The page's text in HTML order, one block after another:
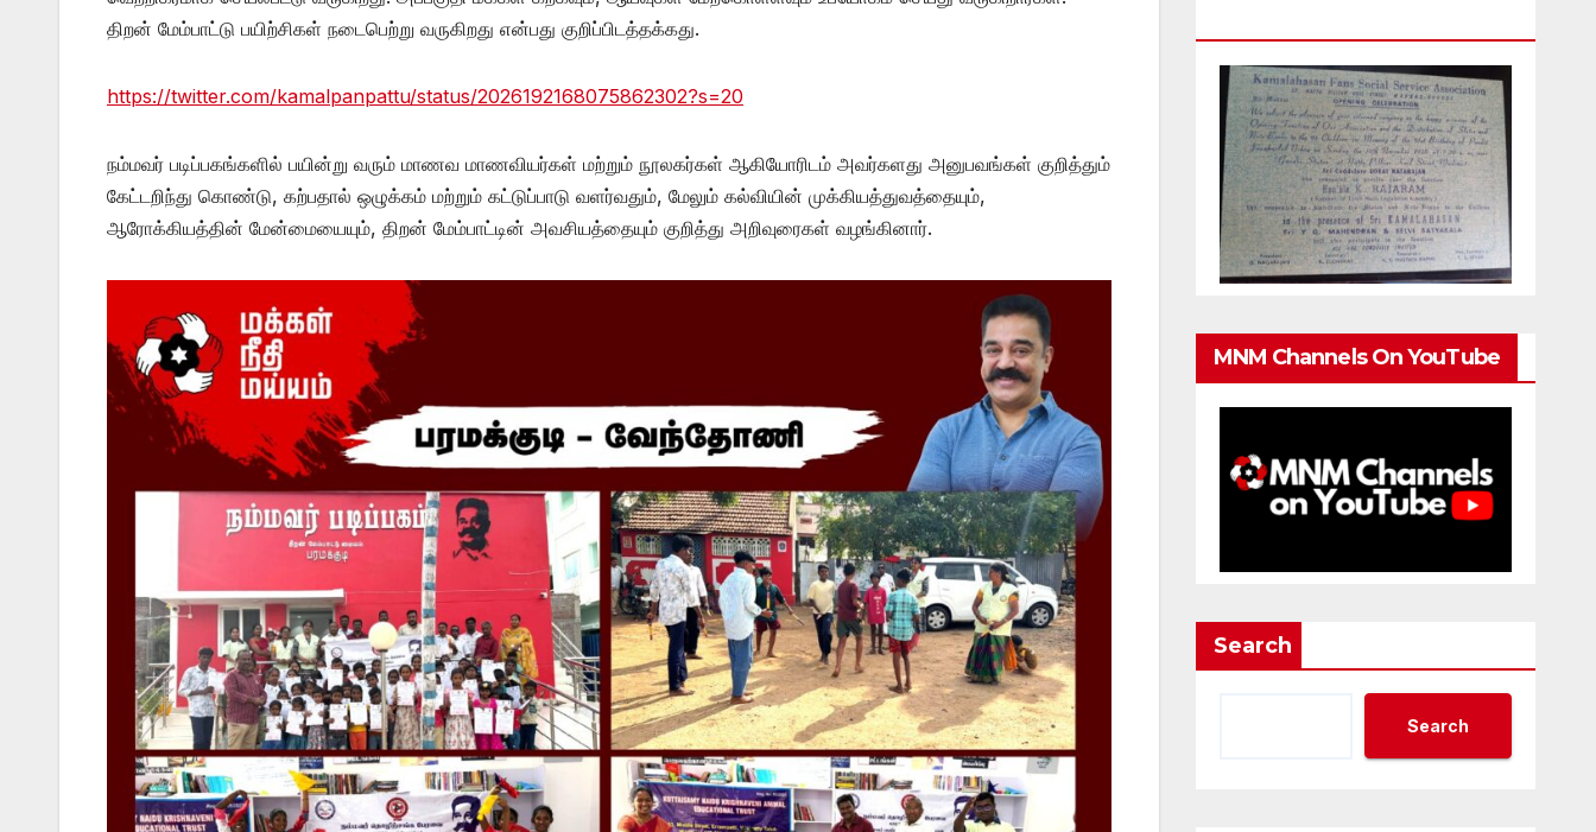
திறன் மேம்பாட்டு பயிற்சிகள் நடைபெற்று வருகிறது என்பது குறிப்பிடத்தக்கது.
https://twitter.com/kamalpanpattu/status/2026192168075862302?s=20
நம்மவர் படிப்பகங்களில் பயின்று வரும் மாணவ மாணவியர்கள் மற்றும் நூலகர்கள் ஆகியோரிடம் அவர்களது அனுபவங்கள் குறித்தும்
கேட்டறிந்து கொண்டு, கற்பதால் ஒழுக்கம் மற்றும் கட்டுப்பாடு வளர்வதும், மேலும் கல்வியின் முக்கியத்துவத்தையும்,
ஆரோக்கியத்தின் மேன்மையையும், திறன் மேம்பாட்டின் அவசியத்தையும் குறித்து அறிவுரைகள் வழங்கினார்.
MNM Channels On YouTube
Search
Search